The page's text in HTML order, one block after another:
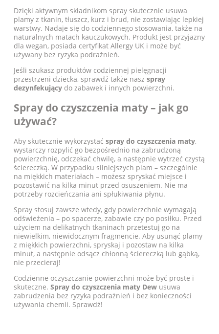
Dzięki aktywnym składnikom spray skutecznie usuwa
plamy z tkanin, tłuszcz, kurz i brud, nie zostawiając lepkiej
warstwy. Nadaje się do codziennego stosowania, także na
naturalnych matach kauczukowych. Produkt jest przyjazny
dla wegan, posiada certyfikat Allergy UK i może być
używany bez ryzyka podrażnień.
Jeśli szukasz produktów codziennej pielęgnacji
przestrzeni dziecka, sprawdź także nasz spray
dezynfekujący do zabawek i innych powierzchni.
Spray do czyszczenia maty – jak go
używać?
Aby skutecznie wykorzystać spray do czyszczenia maty,
wystarczy rozpylić go bezpośrednio na zabrudzoną
powierzchnię, odczekać chwilę, a następnie wytrzeć czystą
ściereczką. W przypadku silniejszych plam – szczególnie
na miękkich materiałach – możesz spryskać miejsce i
pozostawić na kilka minut przed osuszeniem. Nie ma
potrzeby rozcieńczania ani spłukiwania płynu.
Spray stosuj zawsze wtedy, gdy powierzchnie wymagają
odświeżenia – po spacerze, zabawie czy po posiłku. Przed
użyciem na delikatnych tkaninach przetestuj go na
niewielkim, niewidocznym fragmencie. Aby usunąć plamy
z miękkich powierzchni, spryskaj i pozostaw na kilka
minut, a następnie odsącz chłonną ściereczką lub gąbką,
nie przecieraj!
Codzienne oczyszczanie powierzchni może być proste i
skuteczne. Spray do czyszczenia maty Dew usuwa
zabrudzenia bez ryzyka podrażnień i bez konieczności
używania chemii. Sprawdź!